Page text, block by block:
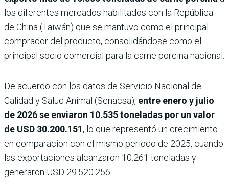
los diferentes mercados habilitados con la República
de China (Taiwán) que se mantuvo como el principal
comprador del producto, consolidándose como el
principal socio comercial para la carne porcina nacional.
De acuerdo con los datos de Servicio Nacional de
Calidad y Salud Animal (Senacsa), entre enero y julio
de 2026 se enviaron 10.535 toneladas por un valor
de USD 30.200.151, lo que representó un crecimiento
en comparación con el mismo periodo de 2025, cuando
las exportaciones alcanzaron 10.261 toneladas y
generaron USD 29.520.256.